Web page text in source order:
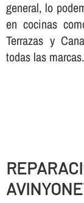
general, lo
en cocinas
Terrazas y
todas las marcas.